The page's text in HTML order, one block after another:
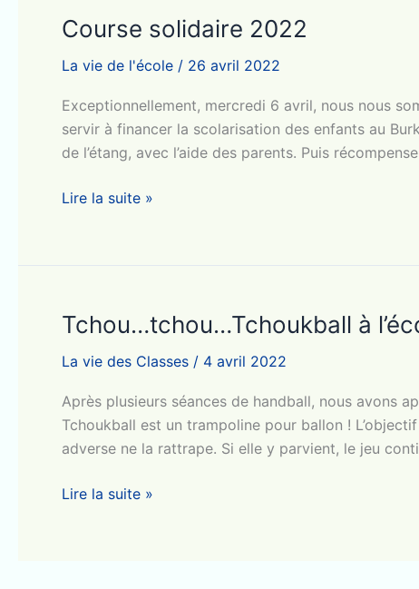
Course solidaire 2022
La vie de l'école / 26 avril 2022
Exceptionnellement, mercredi 6 avril, nous nous
servir à financer la scolarisation des enfants au
de l’étang, avec l’aide des parents. Puis
Course
Lire la suite »
Tchou…tchou…Tchoukball à
La vie des Classes / 4 avril 2022
Après plusieurs séances de handball, nous avons
Tchoukball est un trampoline pour ballon !
adverse ne la rattrape. Si elle y parvient, le jeu
Tchou…
Lire la suite »